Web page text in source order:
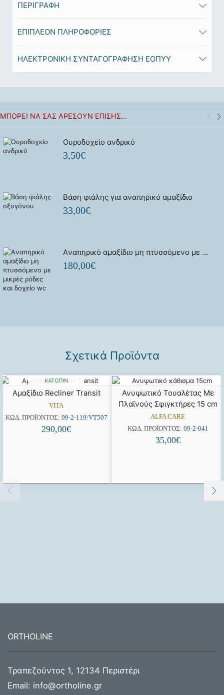
ΠΕΡΙΓΡΑΦΉ
ΕΠΙΠΛΈΟΝ ΠΛΗΡΟΦΟΡΊΕΣ
ΗΛΕΚΤΡΟΝΙΚΗ ΣΥΝΤΑΓΟΓΡΑΦΗΣΗ ΕΟΠΥΥ
ΜΠΟΡΕΊ ΝΑ ΣΑΣ ΑΡΈΣΟΥΝ ΕΠΊΣΗΣ...
Ουροδοχείο ανδρικό
3,50€
Βάση φιάλης για αναπηρικό αμαξίδιο
33,00€
Aναπηρικό αμαξίδιο μη πτυσσόμενο με μικρές ρόδες και δοχείο wc
180,00€
Σχετικά Προϊόντα
ΚΑΤΌΠΙΝ
ΠΑΡΑΓΓΕΛΊΑΣ
Αμαξίδιο Recliner Transit
VITA
ΚΩΔ. ΠΡΟΪΌΝΤΟΣ: 09-2-119/VT507
290,00€
Ανυψωτικό Τουαλέτας Με
Πλαϊνούς Σφιγκτήρες 15 cm
ALFA CARE
ΚΩΔ. ΠΡΟΪΌΝΤΟΣ: 09-2-041
35,00€
ORTHOLINE
Τραπεζούντος 1, 12134 Περιστέρι
Email: info@ortholine.gr